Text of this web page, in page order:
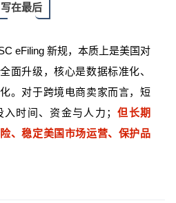
写在最后
eFiling 新规，本质上是美国对
面升级，核心是数据标准化、
。对于跨境电商卖家而言，短
时间、资金与人力； 但长期
、稳定美国市场运营、保护品